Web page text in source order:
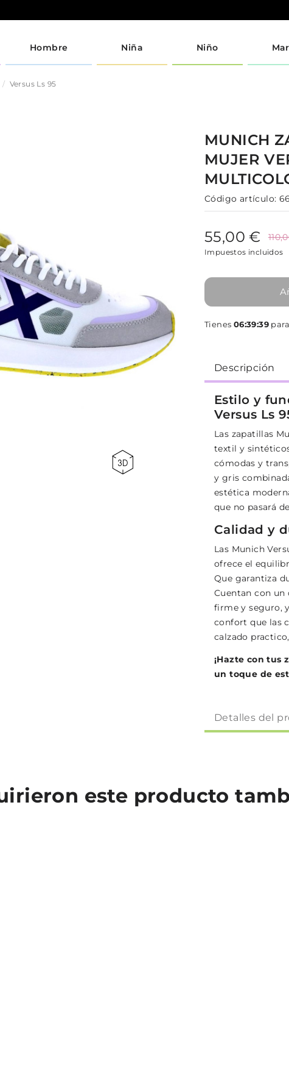
Hombre Niña Niño
Versus Ls 95
MUNICH
MUJER
Código artículo:
55,00 €
Impuestos incluidos
Tienes 06:39:38
Descripción
Estilo y
Versus Ls
Las zapatillas
textil y
cómodas y
y gris
estética
que no pasará
Calidad y
Las Munich
ofrece el
Que garantiza
Cuentan con
firme y seguro,
confort que las
calzado
¡Hazte con tus
un toque de
Detalles del
este producto